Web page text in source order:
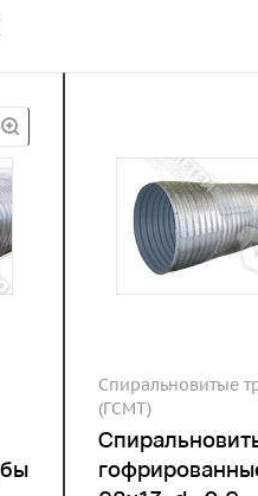
Спиральновитые
(ГСМТ)